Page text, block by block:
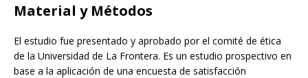
Material y Métodos
El estudio fue presentado y aprobado por el comité de ética
de la Universidad de La Frontera. Es un estudio prospectivo en
base a la aplicación de una encuesta de satisfacción